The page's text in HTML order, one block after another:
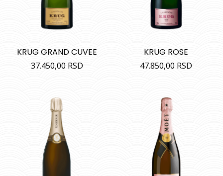
KRUG GRAND CUVEE
37.450,00 RSD
KRUG ROSE
47.850,00 RSD